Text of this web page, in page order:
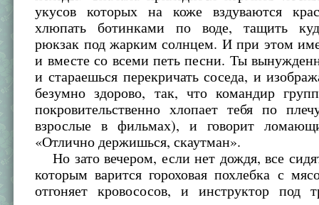
укусов которых на коже вздуваются
хлюпать ботинками по воде, тащить
рюкзак под жарким солнцем. И при этом
и вместе со всеми петь песни. Ты
и стараешься перекричать соседа, и
безумно здорово, так, что командир
покровительственно хлопает тебя по
взрослые в фильмах), и говорит
«Отлично держишься, скаутман».
Но зато вечером, если нет дождя, все
которым варится гороховая похлебка с
отгоняет кровососов, и инструктор под